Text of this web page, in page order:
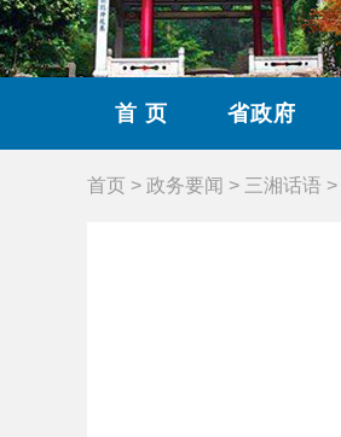
首 页 省政府
首页 > 政务要闻 > 三湘话语 >